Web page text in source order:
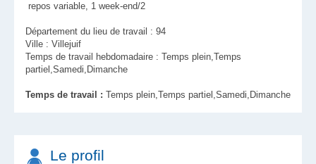
repos variable, 1 week-end/2
Département du lieu de travail : 94
Ville : Villejuif
Temps de travail hebdomadaire : Temps plein,Temps
partiel,Samedi,Dimanche
Temps de travail : Temps plein,Temps partiel,Samedi,Dimanche
Le profil